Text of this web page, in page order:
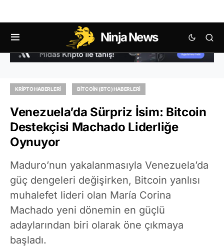
Ninja News
KRIPTO HABERLERI BITCOIN (BTC) HABERLERI
Venezuela’da Sürpriz İsim: Bitcoin
Destekçisi Machado Liderliğe
Oynuyor
Maduro’nun yakalanmasıyla Venezuela’da
güç dengeleri değişirken, Bitcoin yanlısı
muhalefet lideri olan María Corina
Machado yeni dönemin en güçlü
adaylarından biri olarak öne çıkmaya
başladı.